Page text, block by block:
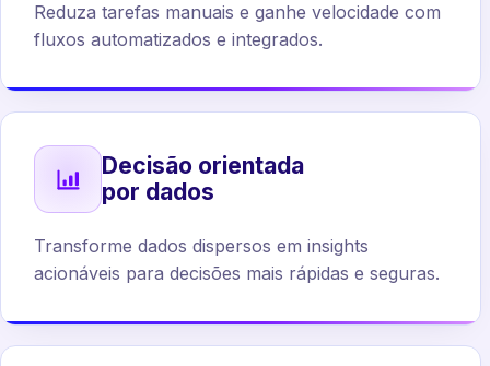
Reduza tarefas manuais e ganhe velocidade com
fluxos automatizados e integrados.
Decisão orientada
por dados
Transforme dados dispersos em insights
acionáveis para decisões mais rápidas e seguras.